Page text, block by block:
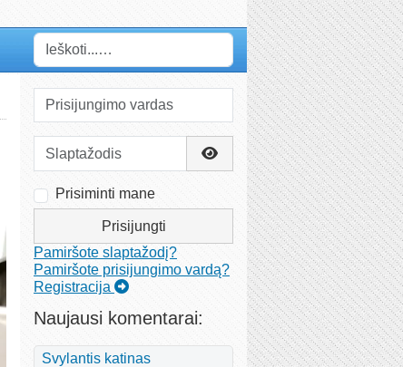
Paieška
Prisijungimo vardas
Slaptažodis
Rodyti slaptažodį
Prisiminti mane
Prisijungti
Pamiršote slaptažodį?
Pamiršote prisijungimo vardą?
Registracija
Naujausi komentarai:
Svylantis katinas